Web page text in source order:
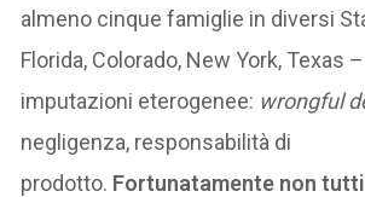
almeno cinque famiglie in diversi
Florida, Colorado, New York, Texas
imputazioni eterogenee: wrongful
negligenza, responsabilità di
prodotto. Fortunatamente non